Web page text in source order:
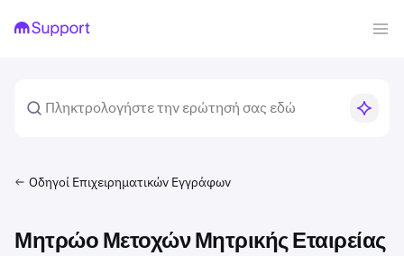
Οδηγοί Επιχειρηματικών Εγγράφων
Μητρώο Μετοχών Μητρικής Εταιρείας